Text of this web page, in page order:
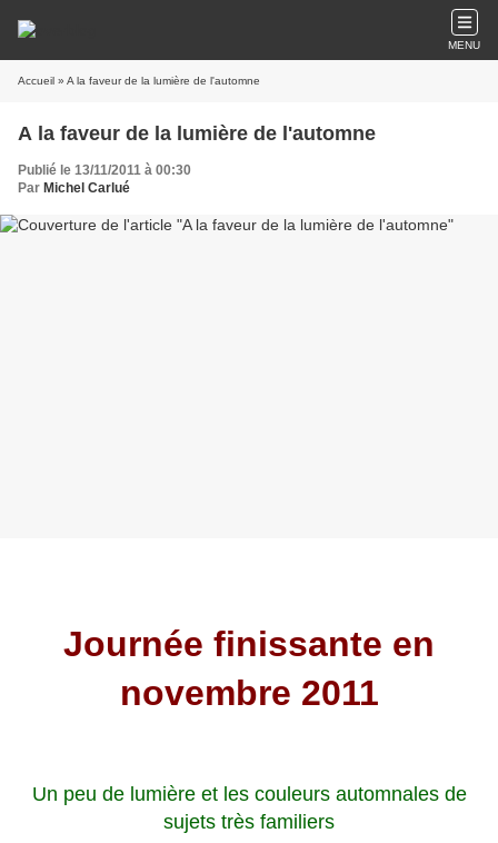
MENU
Accueil » A la faveur de la lumière de l'automne
A la faveur de la lumière de l'automne
Publié le 13/11/2011 à 00:30
Par Michel Carlué
Journée finissante en
novembre 2011
Un peu de lumière et les couleurs automnales de
sujets très familiers